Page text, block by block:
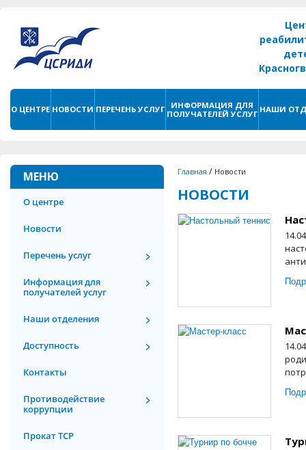
О ЦЕНТРЕ НОВОСТИ ПЕРЕЧЕНЬ УСЛУГ
ИНФОРМАЦИЯ ДЛЯ
ПОЛУЧАТЕЛЕЙ УСЛУГ НАШИ
МЕНЮ
О центре
Новости
Перечень услуг
Информация для
получателей услуг
Наши отделения
Доступность
Контакты
Противодействие
коррупции
Прокат ТСР
Главная / Новости
НОВОСТИ